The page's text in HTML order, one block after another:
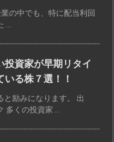
の中でも、特に配当利回
投資家が早期リタイ
る株７選！！
と励みになります。 出
くの投資家 ...